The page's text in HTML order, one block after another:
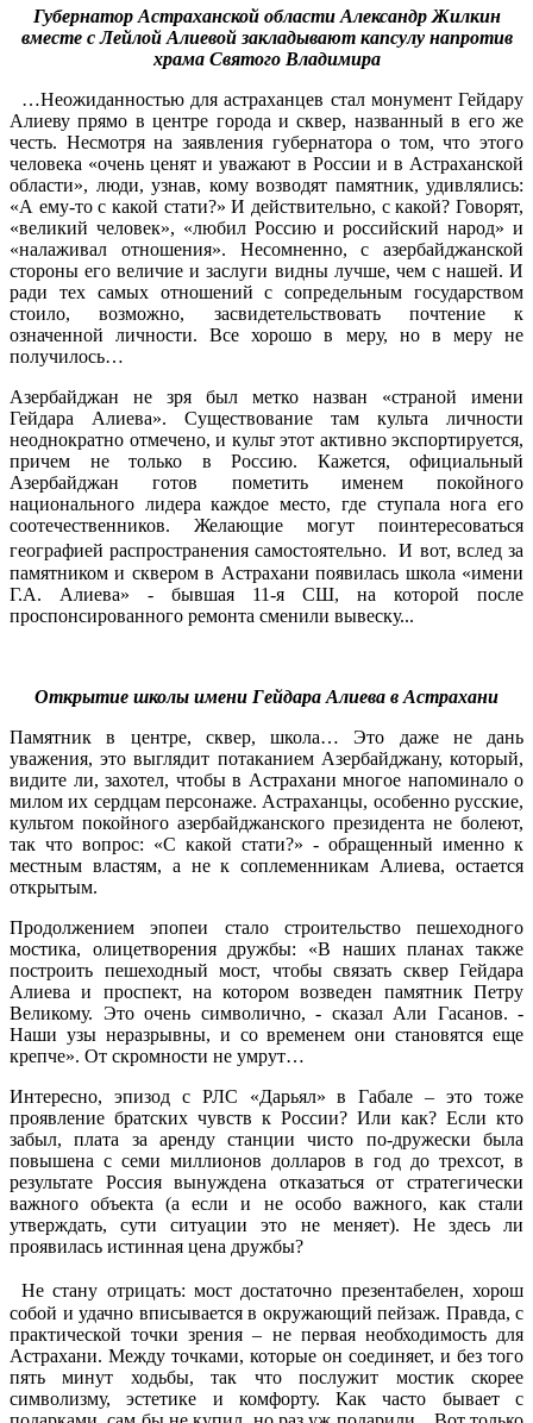
Губернатор Астраханской области Александр Жилкин
вместе с Лейлой Алиевой закладывают капсулу напротив
храма Святого Владимира
…Неожиданностью для астраханцев стал монумент Гейдару
Алиеву прямо в центре города и сквер, названный в его же
честь. Несмотря на заявления губернатора о том, что этого
человека «очень ценят и уважают в России и в Астраханской
области», люди, узнав, кому возводят памятник, удивлялись:
«А ему-то с какой стати?» И действительно, с какой? Говорят,
«великий человек», «любил Россию и российский народ» и
«налаживал отношения». Несомненно, с азербайджанской
стороны его величие и заслуги видны лучше, чем с нашей. И
ради тех самых отношений с сопредельным государством
стоило, возможно, засвидетельствовать почтение к
означенной личности. Все хорошо в меру, но в меру не
получилось…
Азербайджан не зря был метко назван «страной имени
Гейдара Алиева». Существование там культа личности
неоднократно отмечено, и культ этот активно экспортируется,
причем не только в Россию. Кажется, официальный
Азербайджан готов пометить именем покойного
национального лидера каждое место, где ступала нога его
соотечественников. Желающие могут поинтересоваться
географией распространения самостоятельно. И вот, вслед за
памятником и сквером в Астрахани появилась школа «имени
Г.А. Алиева» - бывшая 11-я СШ, на которой после
проспонсированного ремонта сменили вывеску...
Открытие школы имени Гейдара Алиева в Астрахани
Памятник в центре, сквер, школа… Это даже не дань
уважения, это выглядит потаканием Азербайджану, который,
видите ли, захотел, чтобы в Астрахани многое напоминало о
милом их сердцам персонаже. Астраханцы, особенно русские,
культом покойного азербайджанского президента не болеют,
так что вопрос: «С какой стати?» - обращенный именно к
местным властям, а не к соплеменникам Алиева, остается
открытым.
Продолжением эпопеи стало строительство пешеходного
мостика, олицетворения дружбы: «В наших планах также
построить пешеходный мост, чтобы связать сквер Гейдара
Алиева и проспект, на котором возведен памятник Петру
Великому. Это очень символично, - сказал Али Гасанов. -
Наши узы неразрывны, и со временем они становятся еще
крепче». От скромности не умрут…
Интересно, эпизод с РЛС «Дарьял» в Габале – это тоже
проявление братских чувств к России? Или как? Если кто
забыл, плата за аренду станции чисто по-дружески была
повышена с семи миллионов долларов в год до трехсот, в
результате Россия вынуждена отказаться от стратегически
важного объекта (а если и не особо важного, как стали
утверждать, сути ситуации это не меняет). Не здесь ли
проявилась истинная цена дружбы?
Не стану отрицать: мост достаточно презентабелен, хорош
собой и удачно вписывается в окружающий пейзаж. Правда, с
практической точки зрения – не первая необходимость для
Астрахани. Между точками, которые он соединяет, и без того
пять минут ходьбы, так что послужит мостик скорее
символизму, эстетике и комфорту. Как часто бывает с